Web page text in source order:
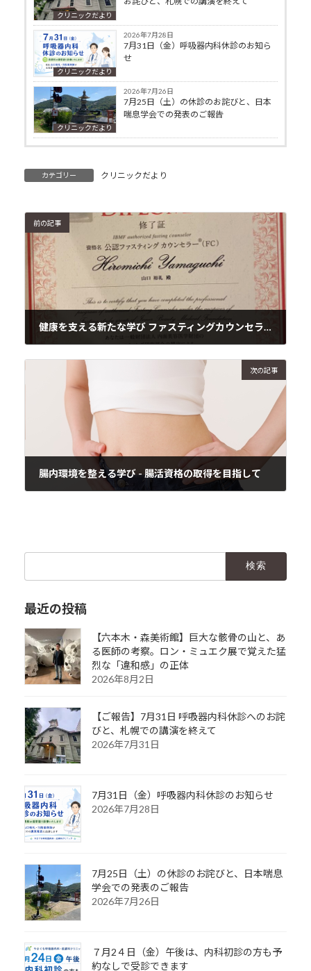
クリニックだより
クリニックだより
2026年7月28日
7月31日（金）呼吸器内科休診のお知ら
せ
クリニックだより
2026年7月26日
7月25日（土）の休診のお詫びと、日本
喘息学会での発表のご報告
カテゴリー クリニックだより
前の記事
健康を支える新たな学び ファスティングカウンセラー
次の記事
腸内環境を整える学び - 腸活資格の取得を目指して
最近の投稿
【六本木・森美術館】巨大な骸骨の山と、あ
る医師の考察。ロン・ミュエク展で覚えた猛
烈な「違和感」の正体
2026年8月2日
【ご報告】7月31日 呼吸器内科休診へのお詫
びと、札幌での講演を終えて
2026年7月31日
7月31日（金）呼吸器内科休診のお知らせ
2026年7月28日
7月25日（土）の休診のお詫びと、日本喘息
学会での発表のご報告
2026年7月26日
７月2４日（金）午後は、内科初診の方も予
約なしで受診できます